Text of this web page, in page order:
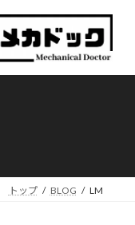
トップ BLOG LM